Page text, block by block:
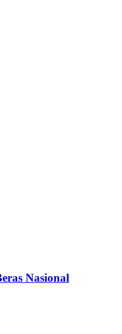
Nasional